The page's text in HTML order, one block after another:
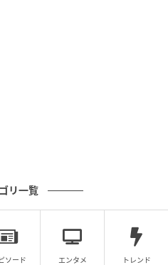
広場が広がります。
リ一覧
ソード エンタメ トレンド